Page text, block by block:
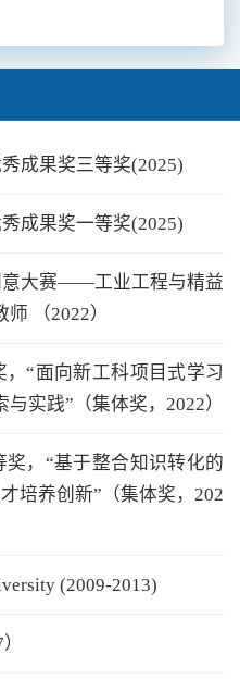
成果奖三等奖(2025)
成果奖一等奖(2025)
意大赛——工业工程与精益
（2022）
，“面向新工科项目式学习
实践”（集体奖，2022）
奖，“基于整合知识转化的
培养创新”（集体奖，202
(2009-2013)